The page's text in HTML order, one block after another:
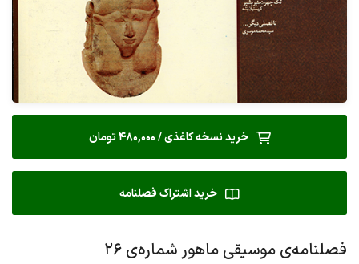
خرید نسخه کاغذی / 480,000 تومان
خرید اشتراک فصلنامه
فصلنامه‌ی موسیقی ماهور شماره‌ی ۲۶